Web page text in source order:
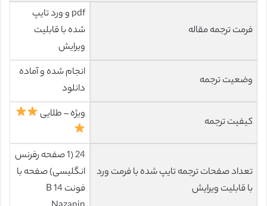
فرمت ترجمه مقاله
pdf و ورد تایپ
شده با قابلیت
ویرایش
وضعیت ترجمه
انجام شده و آماده
دانلود
کیفیت ترجمه
ویژه – طلایی
تعداد صفحات ترجمه تایپ شده با فرمت ورد
با قابلیت ویرایش
24 (1 صفحه رفرنس
انگلیسی) صفحه با
فونت 14 B